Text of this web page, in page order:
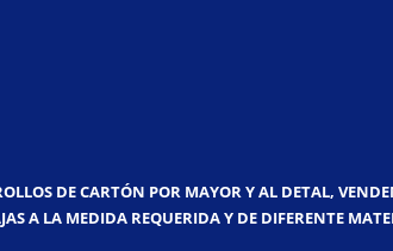
DE CARTÓN POR MAYOR Y AL DETAL,
A LA MEDIDA REQUERIDA Y DE DIFERENTE